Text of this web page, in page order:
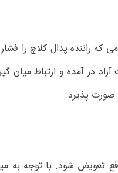
که راننده پدال کلاچ را
در آمده و ارتباط میان
پذیرد.
تعویض شود. با توجه به